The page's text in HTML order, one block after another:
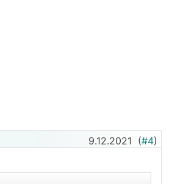
9.12.2021 (#4)